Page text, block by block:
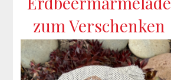
...
mehr lesen »
zum Verschenken